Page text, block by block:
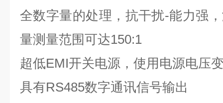
全数字量的处理，抗干扰-能力强
量测量范围可达150:1
超低EMI开关电源，使用电源电压
具有RS485数字通讯信号输出